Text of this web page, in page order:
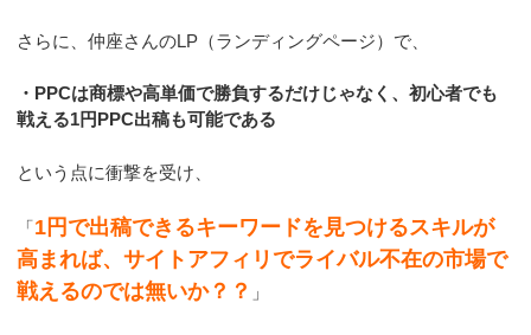
さらに、仲座さんのLP（ランディングページ）で、
・PPCは商標や高単価で勝負するだけじゃなく、初心者でも
戦える1円PPC出稿も可能である
という点に衝撃を受け、
「 1円で出稿できるキーワードを見つけるスキルが
高まれば、サイトアフィリでライバル不在の市場で
戦えるのでは無いか？？ 」